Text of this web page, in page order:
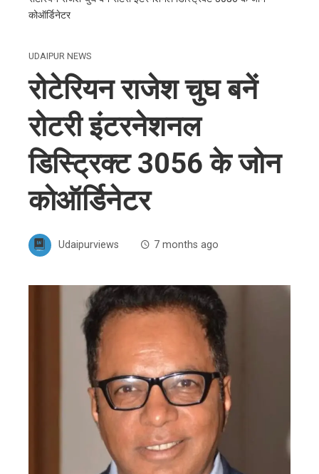
कोऑर्डिनेटर
UDAIPUR NEWS
रोटेरियन राजेश चुघ बनें
रोटरी इंटरनेशनल
डिस्ट्रिक्ट 3056 के जोन
कोऑर्डिनेटर
Udaipurviews 7 months ago